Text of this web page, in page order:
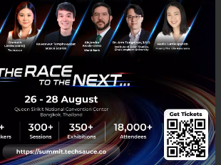
องค์กรมากกว่า 2,000 แห่งทั่วโลกได้
ในงานด้านการบริการและการให้ข้อมูล
งานได้แก่ สายสุขภาพ สายวิชาการ การ
ม การเงิน การท่องเที่ยว ร้านอาหาร
ฯลฯ